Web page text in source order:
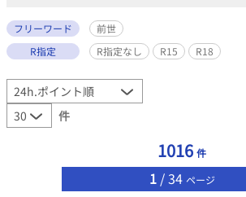
フリーワード
前世
R指定
R指定なし R15 R18
件
1016 件
1/ 34 ページ